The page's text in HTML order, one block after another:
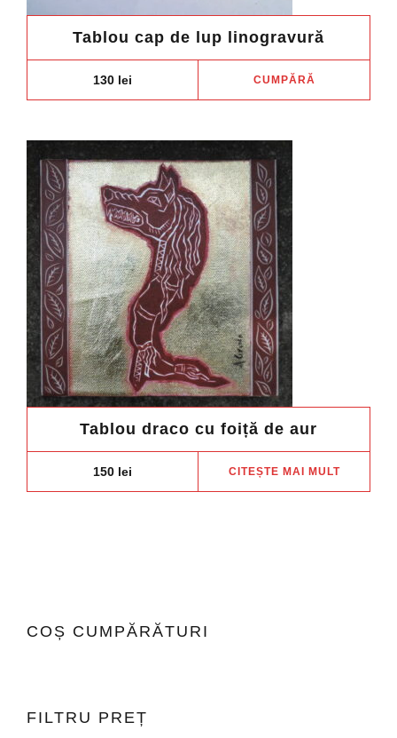
Tablou cap de lup linogravură
130 lei CUMPĂRĂ
Tablou draco cu foiță de aur
150 lei CITEȘTE MAI MULT
COȘ CUMPĂRĂTURI
FILTRU PREȚ